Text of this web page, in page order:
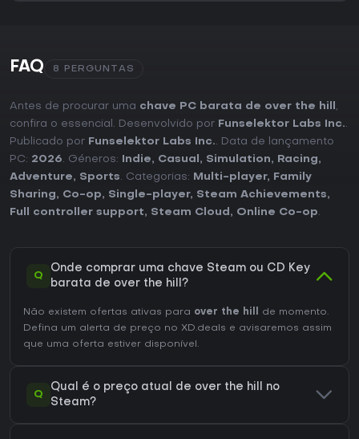
FAQ 8 PERGUNTAS
Antes de procurar uma chave PC barata de over the hill ,
confira o essencial. Desenvolvido por Funselektor Labs Inc..
Publicado por Funselektor Labs Inc.. Data de lançamento
PC: 2026. Géneros: Indie, Casual , Simulation, Racing,
Adventure, Sports. Categorias: Multi-player,
Family
Sharing, Co-op, Single-player, Steam Achievements,
Full controller support, Steam Cloud , Online Co-op.
Q
Onde comprar uma chave Steam ou CD Key
barata de over the hill?
Não existem ofertas ativas para over the hill
de momento.
Defina um alerta de preço no XD.deals e avisaremos assim
que uma oferta estiver disponível.
Q
Qual é o preço atual de over the hill no
Steam?